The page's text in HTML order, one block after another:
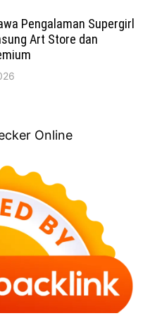
Pengalaman Supergirl
Art Store dan
Online